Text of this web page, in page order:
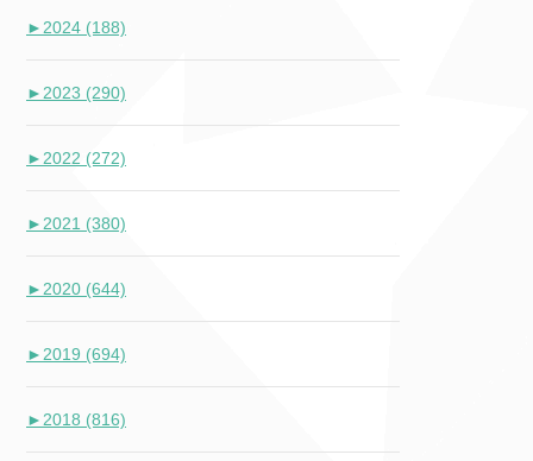
► 2024 (188)
► 2023 (290)
► 2022 (272)
► 2021 (380)
► 2020 (644)
► 2019 (694)
► 2018 (816)